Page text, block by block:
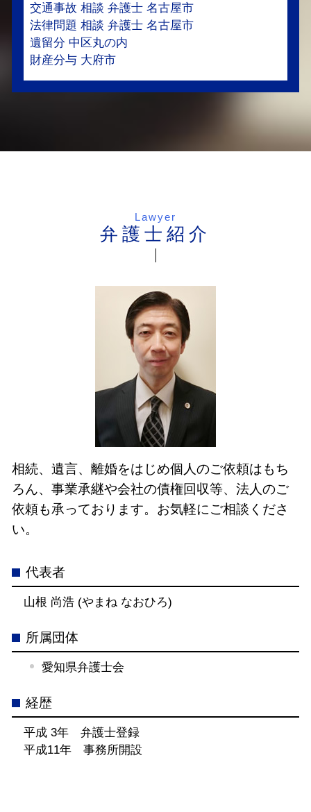
交通事故 相談 弁護士 名古屋市
法律問題 相談 弁護士 名古屋市
遺留分 中区丸の内
財産分与 大府市
Lawyer
弁護士紹介
相続、遺言、離婚をはじめ個人のご依頼はもち
ろん、事業承継や会社の債権回収等、法人のご
依頼も承っております。お気軽にご相談くださ
い。
代表者
山根 尚浩 (やまね なおひろ)
所属団体
愛知県弁護士会
経歴
平成 3年 弁護士登録
平成11年 事務所開設